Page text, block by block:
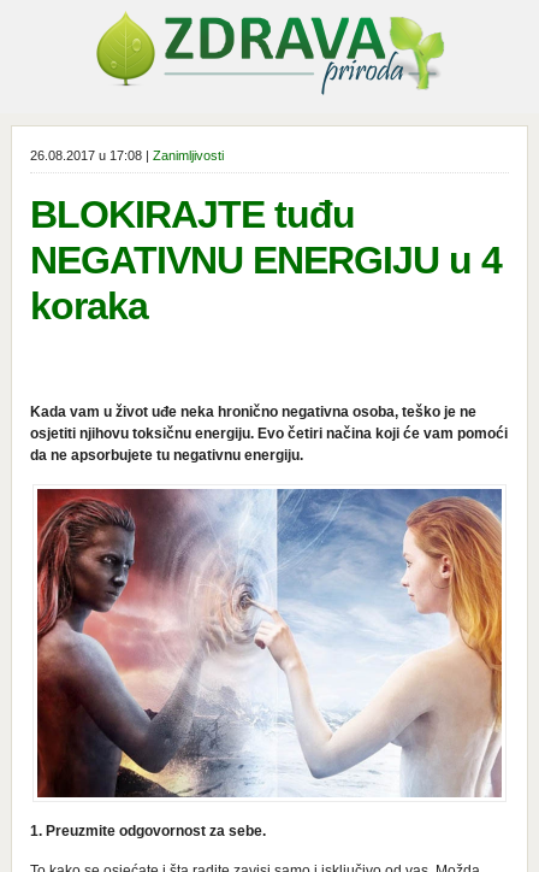
26.08.2017 u 17:08 | Zanimljivosti
BLOKIRAJTE tuđu
NEGATIVNU ENERGIJU u 4
koraka
Kada vam u život uđe neka hronično negativna osoba, teško je ne
osjetiti njihovu toksičnu energiju. Evo četiri načina koji će vam pomoći
da ne apsorbujete tu negativnu energiju.
1. Preuzmite odgovornost za sebe.